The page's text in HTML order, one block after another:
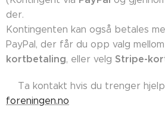
der.
Kontingenten kan også betales
PayPal, der får du opp valg
kortbetaling, eller velg Stripe-
👉🏼Ta kontakt hvis du trenger
foreningen.no